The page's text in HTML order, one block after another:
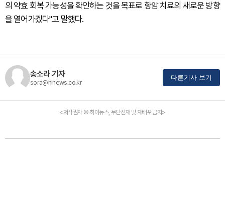
의 약효 회복 가능성을 확인하는 것을 목표로 항암 치료의 새로운 방향
을 열어가겠다"고 말했다.
송소라 기자
sora@hinews.co.kr
다른기사 보기
<저작권자 © 하이뉴스, 무단전재 및 재배포 금지>